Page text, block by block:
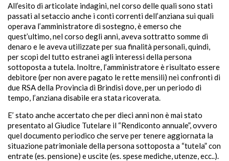
All’esito di articolate indagini, nel corso delle quali sono stati
passati al setaccio anche i conti correnti dell’anziana sui quali
operava l’amministratore di sostegno, è emerso che
quest’ultimo, nel corso degli anni, aveva sottratto somme di
denaro e le aveva utilizzate per sua finalità personali, quindi,
per scopi del tutto estranei agli interessi della persona
sottoposta a tutela. Inoltre, l’amministratore è risultato essere
debitore (per non avere pagato le rette mensili) nei confronti di
due RSA della Provincia di Brindisi dove, per un periodo di
tempo, l’anziana disabile era stata ricoverata.
E’ stato anche accertato che per dieci anni non è mai stato
presentato al Giudice Tutelare il “Rendiconto annuale”, ovvero
quel documento periodico che serve per tenere aggiornata la
situazione patrimoniale della persona sottoposta a “tutela” con
entrate (es. pensione) e uscite (es. spese mediche, utenze, ecc..).